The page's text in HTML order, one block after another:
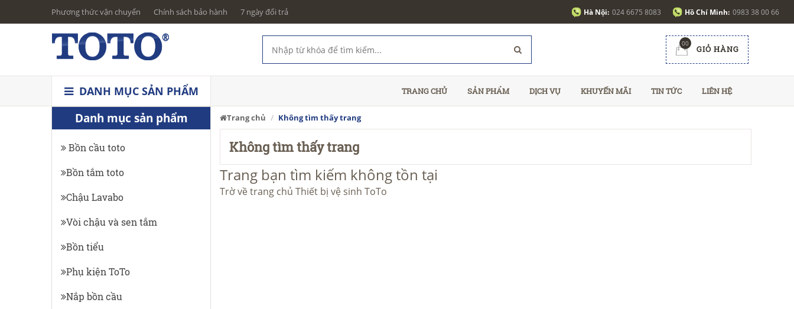
Phương thức vận chuyển Chính sách bảo hành 7 ngày đổi trả Hà Nội: 024 6675 8083 Hồ Chí Minh: 0983 38 00 66
00
GIỎ HÀNG
DANH MỤC SẢN PHẨM TRANG CHỦ SẢN PHẨM DỊCH VỤ KHUYẾN MÃI TIN TỨC LIÊN HỆ
Danh mục sản phẩm
Bồn cầu toto
Bồn tắm toto
Chậu Lavabo
Vòi chậu và sen tắm
Bồn tiểu
Phụ kiện ToTo
Nắp bồn cầu
Trang chủ Không tìm thấy trang
Không tìm thấy trang
Trang bạn tìm kiếm không tồn tại
Trờ về trang chủ Thiết bị vệ sinh ToTo